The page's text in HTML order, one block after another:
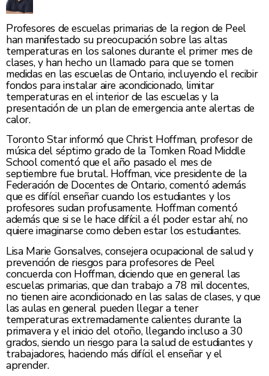
Profesores de escuelas primarias de la region de Peel
han manifestado su preocupación sobre las altas
temperaturas en los salones durante el primer mes de
clases, y han hecho un llamado para que se tomen
medidas en las escuelas de Ontario, incluyendo el recibir
fondos para instalar aire acondicionado, limitar
temperaturas en el interior de las escuelas y la
presentación de un plan de emergencia ante alertas de
calor.
Toronto Star informó que Christ Hoffman, profesor de
música del séptimo grado de la Tomken Road Middle
School comentó que el año pasado el mes de
septiembre fue brutal. Hoffman, vice presidente de la
Federación de Docentes de Ontario, comentó además
que es difícil enseñar cuando los estudiantes y los
profesores sudan profusamente. Hoffman comentó
además que si se le hace difícil a él poder estar ahí, no
quiere imaginarse como deben estar los estudiantes.
Lisa Marie Gonsalves, consejera ocupacional de salud y
prevención de riesgos para profesores de Peel
concuerda con Hoffman, diciendo que en general las
escuelas primarias, que dan trabajo a 78 mil docentes,
no tienen aire acondicionado en las salas de clases, y que
las aulas en general pueden llegar a tener
temperaturas extremadamente calientes durante la
primavera y el inicio del otoño, llegando incluso a 30
grados, siendo un riesgo para la salud de estudiantes y
trabajadores, haciendo más difícil el enseñar y el
aprender.